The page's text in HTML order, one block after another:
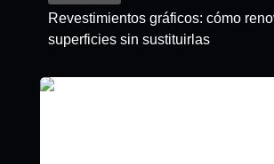
Revestimientos gráficos: cómo
superficies sin sustituirlas